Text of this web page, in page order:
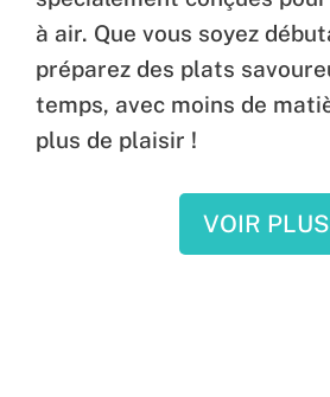
à air. Que vous soyez
préparez des plats
temps, avec moins de
plus de plaisir !
VOIR PLUS